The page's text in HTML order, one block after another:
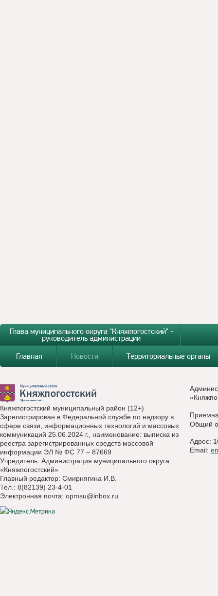
Глава муниципального округа "Княжпогостский" -
руководитель администрации
Главная
Новости Территориальные органы
Княжпогостский муниципальный район (12+)
Зарегистрирован в Федеральной службе по надзору в
сфере связи, информационных технологий и массовых
коммуникаций 25.06.2024 г., наименование: выписка из
реестра зарегистрированных средств массовой
информации ЭЛ № ФС 77 – 87669
Учредитель: Администрация муниципального округа
«Княжпогостский»
Главный редактор: Смирнягина И.В.
Тел.: 8(82139) 23-4-01
Электронная почта: opmsu@inbox.ru
Общий
Адрес:
Email: